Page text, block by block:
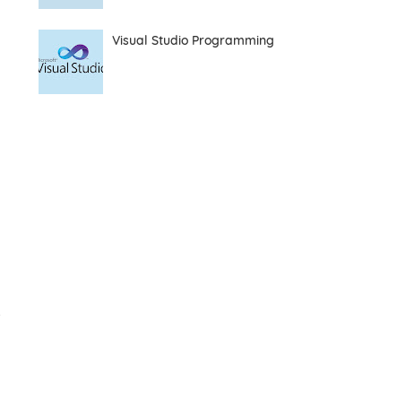
Visual Studio Programming